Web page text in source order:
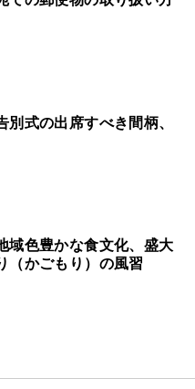
別式の出席すべき間柄、
色豊かな食文化、盛大
（かごもり）の風習